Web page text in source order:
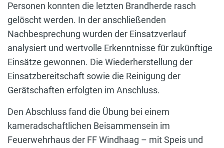
Personen konnten die letzten Brandherde rasch
gelöscht werden. In der anschließenden
Nachbesprechung wurden der Einsatzverlauf
analysiert und wertvolle Erkenntnisse für zukünftige
Einsätze gewonnen. Die Wiederherstellung der
Einsatzbereitschaft sowie die Reinigung der
Gerätschaften erfolgten im Anschluss.
Den Abschluss fand die Übung bei einem
kameradschaftlichen Beisammensein im
Feuerwehrhaus der FF Windhaag – mit Speis und